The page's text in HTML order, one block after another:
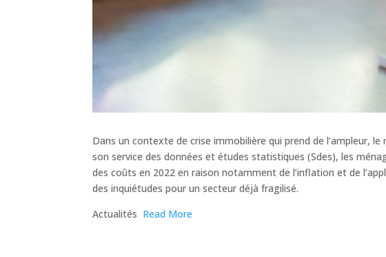
Dans un contexte de crise immobilière qui prend de l’ampleur,
son service des données et études statistiques (Sdes), les
des coûts en 2022 en raison notamment de l’inflation et de
des inquiétudes pour un secteur déjà fragilisé.
​Actualités Read More